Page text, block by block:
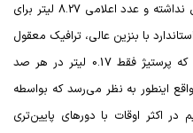
بدنه، میزان مصرف سوخت تغییر خاصی نداشته و عدد اعلامی 8.27 لیتر برای
با بنزین عالی، ترافیک معقول
و ارتفاع هم‌سطح با دریا) نشان میدهد که پرستیژ فقط 0.17 لیتر در هر صد
اینطور به نظر می‌رسد که بواسطه
در اکثر اوقات با دورهای پایین‌تری